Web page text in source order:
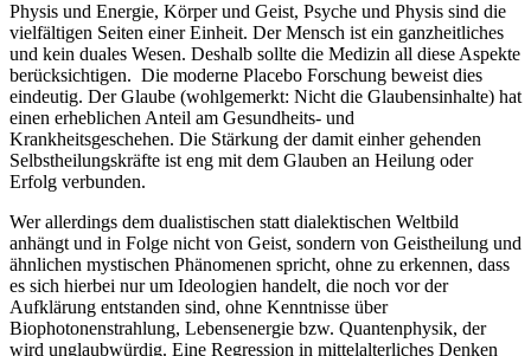
Physis und Energie, Körper und Geist, Psyche und Physis sind die
vielfältigen Seiten einer Einheit. Der Mensch ist ein ganzheitliches
und kein duales Wesen. Deshalb sollte die Medizin all diese Aspekte
berücksichtigen. Die moderne Placebo Forschung beweist dies
eindeutig. Der Glaube (wohlgemerkt: Nicht die Glaubensinhalte) hat
einen erheblichen Anteil am Gesundheits- und
Krankheitsgeschehen. Die Stärkung der damit einher gehenden
Selbstheilungskräfte ist eng mit dem Glauben an Heilung oder
Erfolg verbunden.
Wer allerdings dem dualistischen statt dialektischen Weltbild
anhängt und in Folge nicht von Geist, sondern von Geistheilung und
ähnlichen mystischen Phänomenen spricht, ohne zu erkennen, dass
es sich hierbei nur um Ideologien handelt, die noch vor der
Aufklärung entstanden sind, ohne Kenntnisse über
Biophotonenstrahlung, Lebensenergie bzw. Quantenphysik, der
wird unglaubwürdig. Eine Regression in mittelalterliches Denken